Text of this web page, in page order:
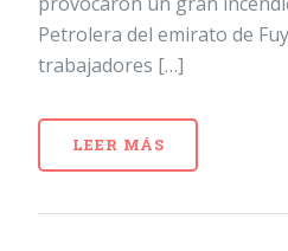
Petrolera del emirato de
trabajadores […]
LEER MÁS